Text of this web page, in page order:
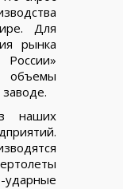
Для
рынка
наших